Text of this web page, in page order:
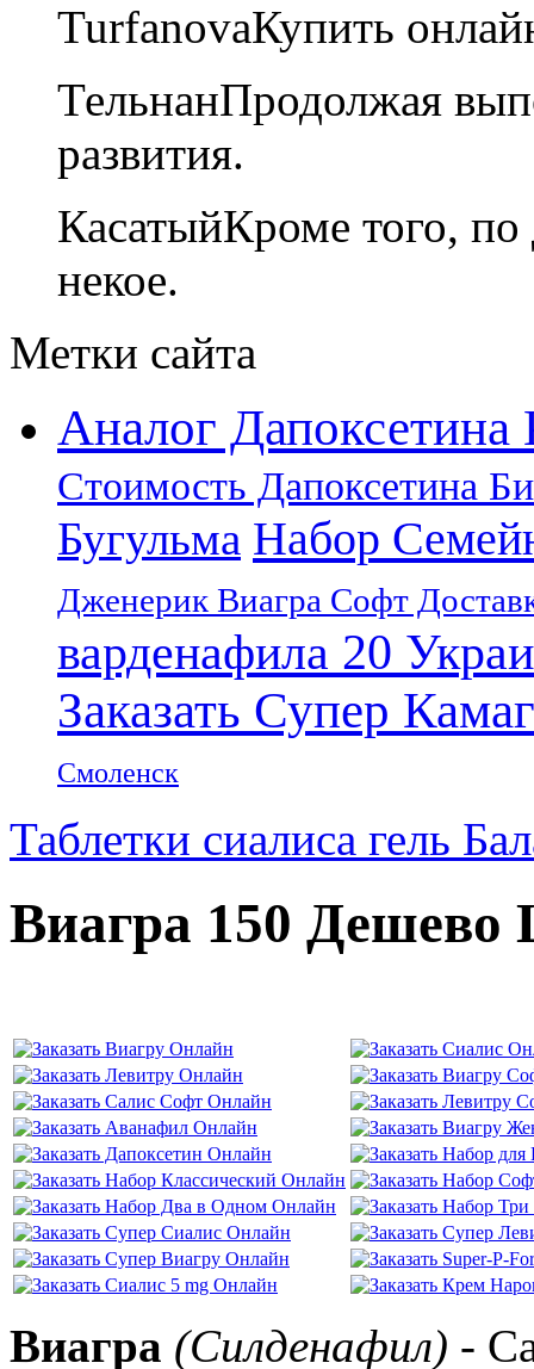
TurfanovaКупить
ТельнанПродолжая
развития.
КасатыйКроме того,
некое.
Метки сайта
Аналог Дапоксетина
Стоимость Дапоксетина
Бугульма Набор
Дженерик Виагра Софт
варденафила 20
Заказать Супер
Смоленск
Таблетки сиалиса гель
Виагра 150
Виагра (Силденафил) -